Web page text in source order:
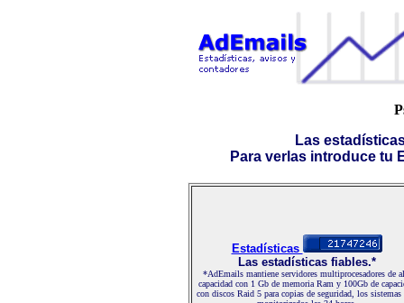
Las
Para verlas introduce tu
Estadísticas
Las estadísticas fiables.*
*AdEmails mantiene servidores multiprocesadores de
capacidad con 1 Gb de memoria Ram y 100Gb de
con discos Raid 5 para copias de seguridad, los sistemas